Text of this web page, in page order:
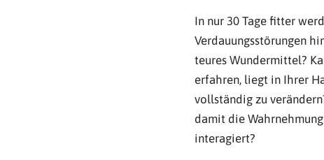
In nur 30 Tage fitter
Verdauungsstörungen
teures Wundermittel?
erfahren, liegt in Ihrer
vollständig zu
damit die
interagiert?